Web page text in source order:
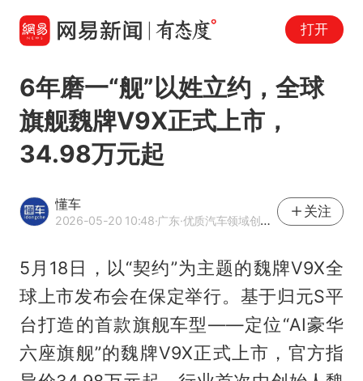
打开
6年磨一“舰”以姓立约，全球
旗舰魏牌V9X正式上市，
34.98万元起
懂车
2026-05-20 10:48·广东·优质汽车领域创作者
关注
5月18日，以“契约”为主题的魏牌V9X全
球上市发布会在保定举行。基于归元S平
台打造的首款旗舰车型——定位“AI豪华
六座旗舰”的魏牌V9X正式上市，官方指